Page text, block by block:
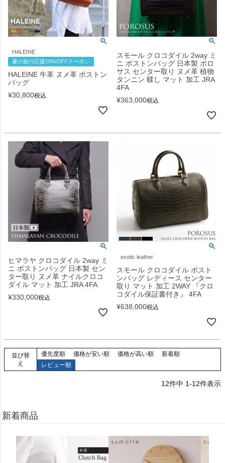
HALEINE
夏の旅行応援10%OFFクーポン
HALEINE 牛革 ヌメ革 ボストン
バッグ
¥30,800税込
スモール クロコダイル 2way ミ
ニ ボストンバッグ 日本製 ポロ
サス センター取り ヌメ革 植物
タンニン 鞣し マット 加工 JRA
4FA
¥363,000税込
ヒマラヤ クロコダイル 2way ミ
ニ ボストンバッグ 日本製 セン
ター取り ヌメ革 ナイルクロコ
ダイル マット 加工 JRA 4FA
¥330,000税込
exotic leather
スモール クロコダイル ボスト
ンバッグ レディース センター
取り マット 加工 2WAY 『クロ
コダイル保証書付き』 4FA
¥638,000税込
並び替
え
優先度順 価格が安い順 価格が高い順
新着順
レビュー順
12件中 1-12件表示
新着商品